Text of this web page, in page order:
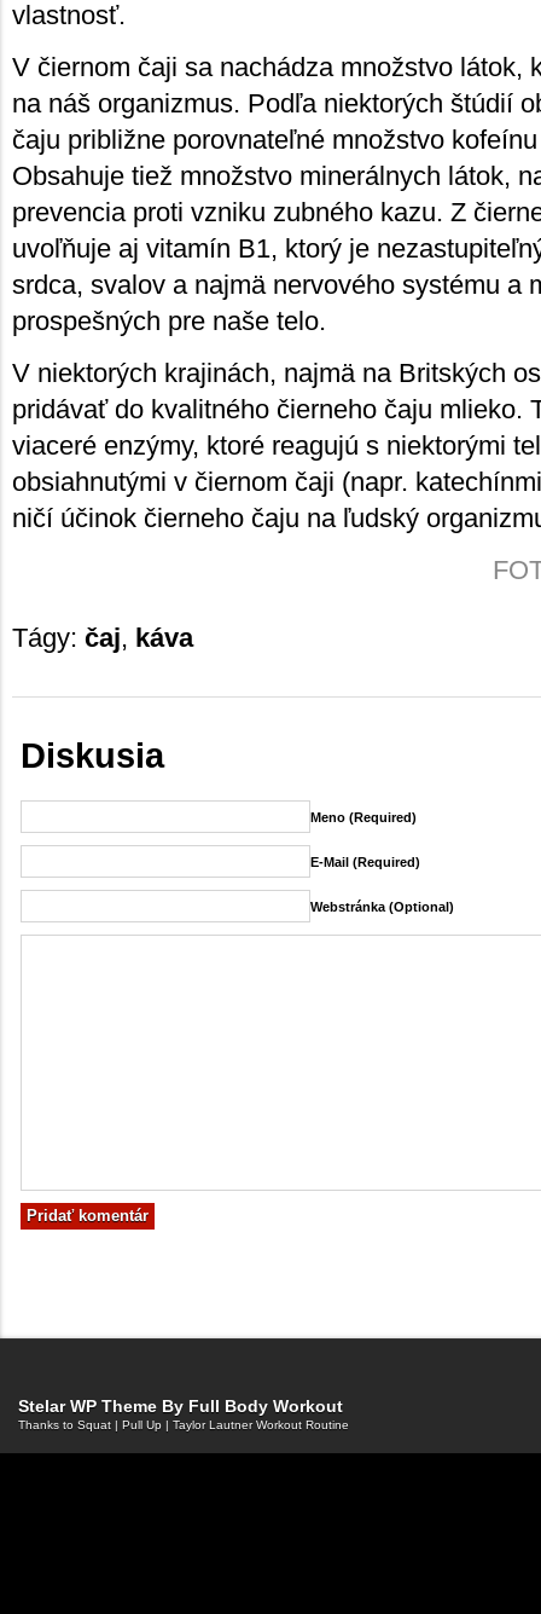
vlastnosť.
V čiernom čaji sa nachádza množstvo látok,
na náš organizmus. Podľa niektorých štúdií
čaju približne porovnateľné množstvo
Obsahuje tiež množstvo minerálnych látok,
prevencia proti vzniku zubného kazu. Z
uvoľňuje aj vitamín B1, ktorý je
srdca, svalov a najmä nervového systému a
prospešných pre naše telo.
V niektorých krajinách, najmä na Britských
pridávať do kvalitného čierneho čaju mlieko.
viaceré enzýmy, ktoré reagujú s niektorými
obsiahnutými v čiernom čaji (napr.
ničí účinok čierneho čaju na ľudský
Tágy: čaj, káva
Diskusia
Meno (required)
E-Mail (required)
Webstránka (Optional)
Stelar WP Theme By Full Body Workout
Thanks to Squat | Pull Up | Taylor Lautner Workout Routine